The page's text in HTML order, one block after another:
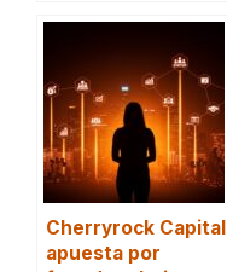
Cherryrock Capital
apuesta por